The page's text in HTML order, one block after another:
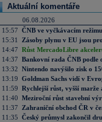
Aktuální komentáře
06.08.2026
15:57 ČNB ve vyčkávacím
15:31
Zásoby plynu v EU jsou
14:47 Růst MercadoLibre
14:37 Bankovní rada ČNB podle
13:32 Nintendo navýšilo zisk o
13:19 Goldman Sachs vidí v
11:59 Rychlejší růst, vyšší
11:40 Meziroční růst stavební
11:37
Zahraniční obchod ČR v
11:35 Český průmysl zakončil